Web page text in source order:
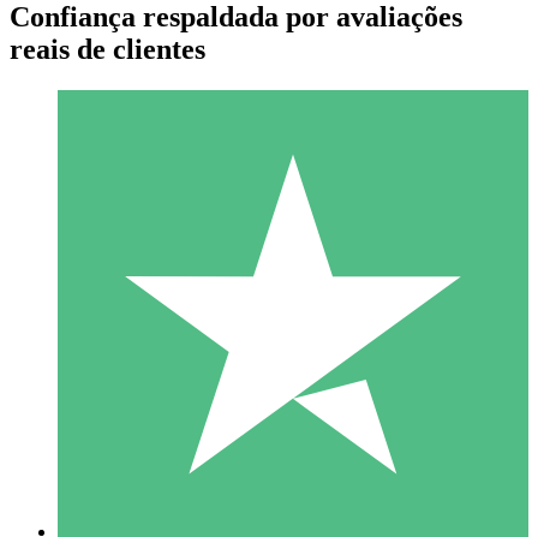
Pacotes de Créditos Individuais
Pague conforme o uso com créditos de download. Sem
1000
Confiança respaldada por avaliações
reais de clientes